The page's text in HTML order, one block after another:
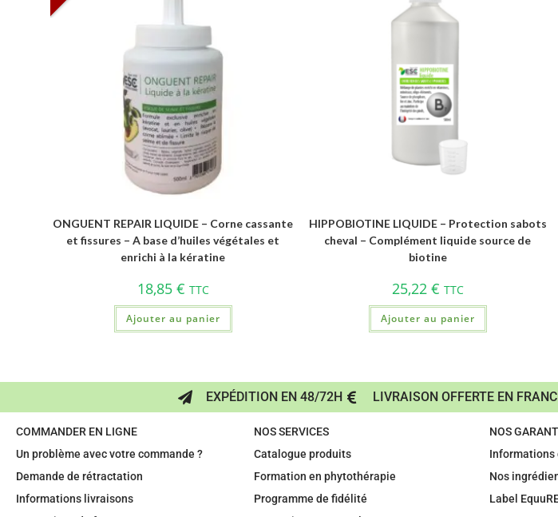
ONGUENT REPAIR LIQUIDE – Corne cassante
et fissures – A base d’huiles végétales et
enrichi à la kératine
18,85 € TTC
Ajouter au panier
HIPPOBIOTINE LIQUIDE – Protection sabots
cheval – Complément liquide source de
biotine
25,22 € TTC
Ajouter au panier
EXPÉDITION EN 48/72H LIVRAISON OFFERTE EN
COMMANDER EN LIGNE
Un problème avec votre commande ?
Demande de rétractation
Informations livraisons
NOS SERVICES
Catalogue produits
Formation en phytothérapie
Programme de fidélité
NOS
Informations
Nos
Label